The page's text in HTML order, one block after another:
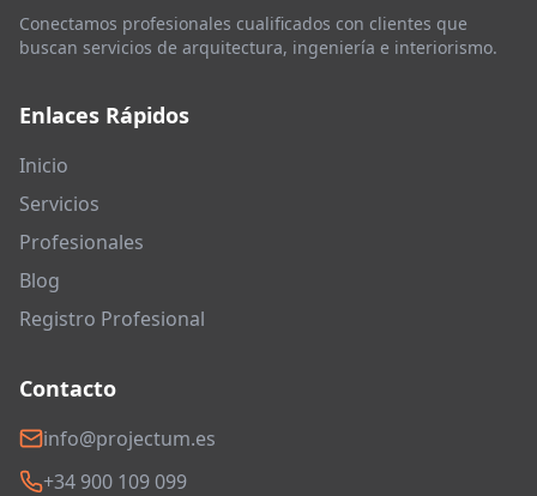
Conectamos profesionales cualificados con clientes que
buscan servicios de arquitectura, ingeniería e interiorismo.
Enlaces Rápidos
Inicio
Servicios
Profesionales
Blog
Registro Profesional
Contacto
info@projectum.es
+34 900 109 099